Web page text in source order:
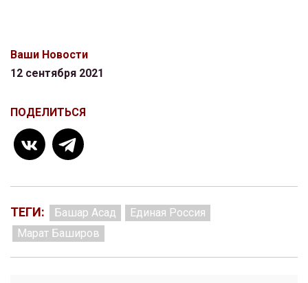
Ваши Новости
12 сентября 2021
ПОДЕЛИТЬСЯ
ТЕГИ: Башар Асад
Единая Россия
Марат Баширов